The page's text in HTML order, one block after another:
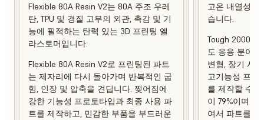
Flexible 80A Resin V2는 80A 주조 우레
탄, TPU 및 경질 고무의 외관, 촉감 및 기
능에 필적하는 탄력 있는 3D 프린팅 엘
라스토머입니다.
Flexible 80A Resin V2로 프린팅된 파트
는 제자리에 다시 돌아가며 반복적인 굽
힘, 인장 및 압축을 견딥니다. 찢어짐에
강한 기능성 프로토타입과 최종 사용 파
트를 제작하고, 민감한 부품을 부드러운
고온 내열성
습니다.
Tough 2000
도 응용 분야
변형, 장기 사
고기능성 프로
를 제작할 수
이 79%이며 열
여서 파트를